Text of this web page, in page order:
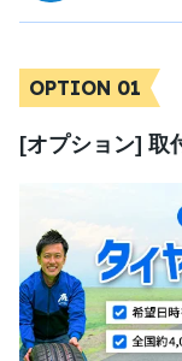
OPTION 01
[オプション] 取